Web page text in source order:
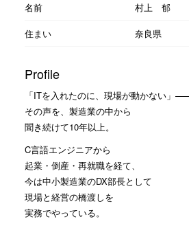
名前
村上 郁
住まい
奈良県
Profile
「ITを入れたのに、現場が動かない」
その声を、製造業の中から
聞き続けて10年以上。
C言語エンジニアから
起業・倒産・再就職を経て、
今は中小製造業のDX部長として
現場と経営の橋渡しを
実務でやっている。